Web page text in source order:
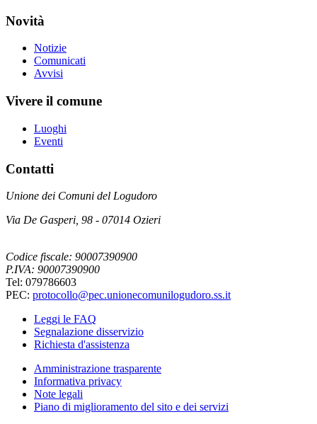
Novità
Notizie
Comunicati
Avvisi
Vivere il comune
Luoghi
Eventi
Contatti
Unione dei Comuni del Logudoro
Via De Gasperi, 98 - 07014 Ozieri
Codice fiscale: 90007390900
P.IVA: 90007390900
Tel: 079786603
PEC: protocollo@pec.unionecomunilogudoro.ss.it
Leggi le FAQ
Segnalazione disservizio
Richiesta d'assistenza
Amministrazione trasparente
Informativa privacy
Note legali
Piano di miglioramento del sito e dei servizi